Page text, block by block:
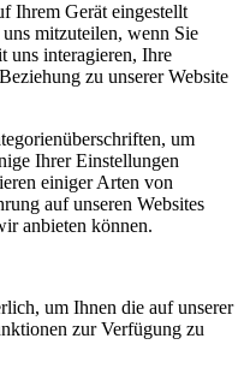
Ihrem Gerät eingestellt
mitzuteilen, wenn Sie
uns interagieren, Ihre
zu unserer Website
um
Ihrer Einstellungen
einiger Arten von
auf unseren Websites
anbieten können.
um Ihnen die auf unserer
zur Verfügung zu